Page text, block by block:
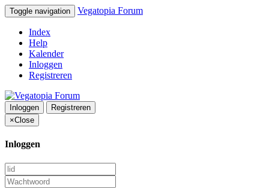
Toggle navigation Vegatopia Forum
Index
Help
Kalender
Inloggen
Registreren
Inloggen
Registreren
×Close
Inloggen